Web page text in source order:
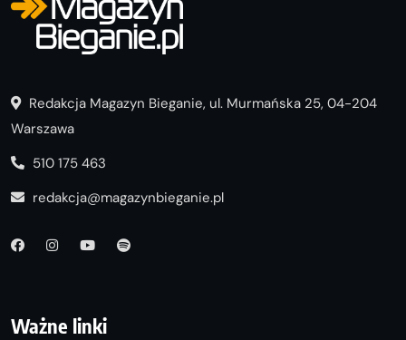
Redakcja Magazyn Bieganie, ul. Murmańska 25, 04-204
Warszawa
510 175 463
redakcja@magazynbieganie.pl
Ważne linki